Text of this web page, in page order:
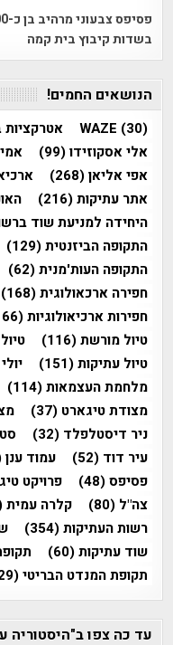
בשדות קיבוץ בית קמה
הנושאים החמים!
WAZE (30) אטרקציות
אלי אסקוזידו(99)
אפי אליאן(268)
אתר עתיקות(216)
היחידה למניעת שוד
התקופה הביזנטית(129)
התקופה העות'מנית(62)
חפירה ארכאולוגית(168)
חפירות ארכיאולוגיות(166)
טיול מורשת(116)
טיול עתיקות(151)
מלחמת העצמאות(114)
מצודת טיגארט (37)
ניר דיסטלפלד (32)
עיר דוד (52) עמוד ענן
פסיפס(48) פרויקט
צה"ל (80) קלרה עמית
רשות העתיקות(354)
שוד עתיקות(60)
תקופת המנדט הבריטי(129)
עד כה צפו ב"היסטוריה